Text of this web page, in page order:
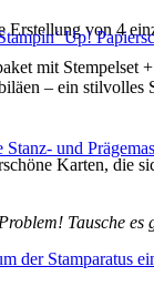
Up!
Stanz- und
der Stamparatus
von 4
mit Stempelset
– ein stilvolles
Karten, die
Tausche